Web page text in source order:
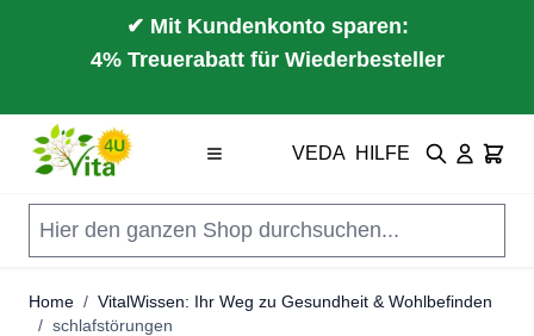
✔ Mit Kundenkonto sparen:
4% Treuerabatt für Wiederbesteller
Direkt zum Inhalt
VEDA HILFE Suche Cart
Home / VitalWissen: Ihr Weg zu Gesundheit & Wohlbefinden
/ schlafstörungen